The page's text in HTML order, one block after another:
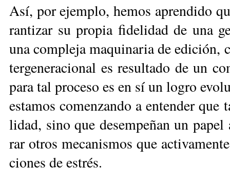
Así, por ejem­plo, he­mos apren­di­do
ran­ti­zar su pro­pia fi­de­li­dad de una
una com­ple­ja ma­qui­na­ria de
ter­ge­ne­ra­cio­nal es re­sul­ta­do de un
pa­ra tal pro­ce­so es en sí un lo­gro
es­ta­mos co­men­zan­do a en­ten­der
li­dad, si­no que de­sem­pe­ñan un
rar otros me­ca­nis­mos que
cio­nes de es­trés.